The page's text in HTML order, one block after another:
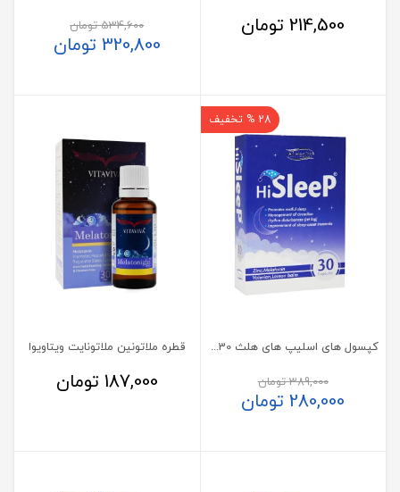
214,500تومان 534,600تومان
320,800 تومان
28 % تخفیف
کپسول های اسلیپ های هلث 30 عدد
389,000تومان
280,000تومان
قطره ملاتونین ملاتونایت ویتاویوا
187,000 تومان